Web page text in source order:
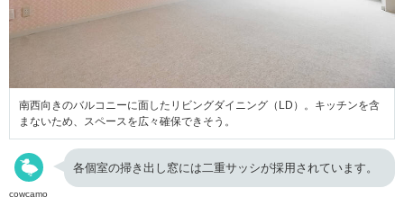
南西向きのバルコニーに面したリビングダイニング（LD）。キッチンを含
まないため、スペースを広々確保できそう。
cowcamo
各個室の掃き出し窓には二重サッシが採用されています。